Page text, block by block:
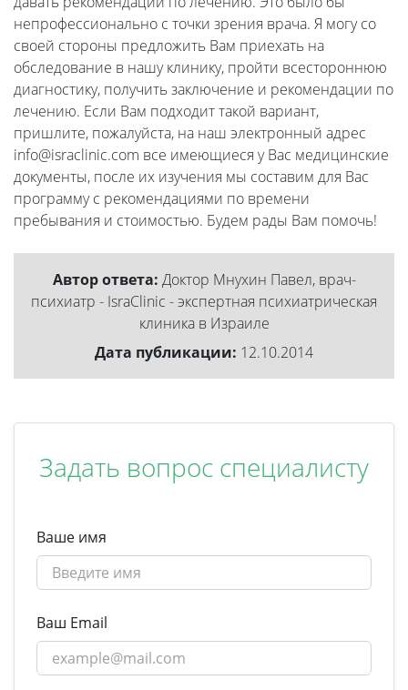
непрофессионально с точки зрения врача. Я могу со
своей стороны предложить Вам приехать на
обследование в нашу клинику, пройти всестороннюю
диагностику, получить заключение и рекомендации по
лечению. Если Вам подходит такой вариант,
пришлите, пожалуйста, на наш электронный адрес
info@israclinic.com все имеющиеся у Вас медицинские
документы, после их изучения мы составим для Вас
программу с рекомендациями по времени
пребывания и стоимостью. Будем рады Вам помочь!
Автор ответа: Доктор Мнухин Павел, врач-
психиатр - IsraClinic - экспертная психиатрическая
клиника в Израиле
Дата публикации: 12.10.2014
Задать вопрос специалисту
Ваше имя
Ваш Email